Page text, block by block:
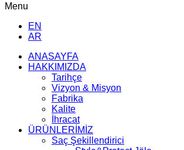
Menu
EN
AR
ANASAYFA
HAKKIMIZDA
Tarihçe
Vizyon & Misyon
Fabrika
Kalite
İhracat
ÜRÜNLERİMİZ
Saç Şekillendirici